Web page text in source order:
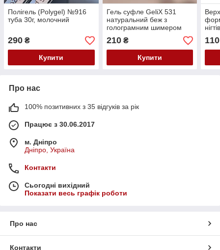
Полігель (Polygel) №916
туба 30г, молочний
290 ₴
Купити
Гель суфле GeliX 531
натуральний беж з
голограмним шимером
210₴
Купити
110
Про нас
100% позитивних з 35 відгуків за рік
Працює з 30.06.2017
м. Дніпро
Дніпро, Україна
Контакти
Сьогодні вихідний
Показати весь графік роботи
Про нас
Контакти